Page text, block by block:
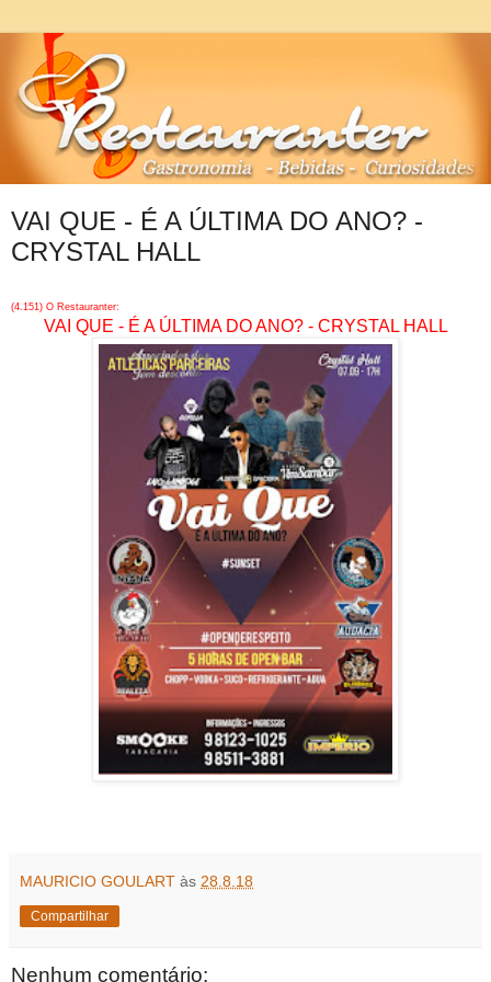
VAI QUE - É A ÚLTIMA DO ANO? -
CRYSTAL HALL
(4.151) O Restauranter:
VAI QUE - É A ÚLTIMA DO ANO? - CRYSTAL HALL
MAURICIO GOULART às 28.8.18
Compartilhar
Nenhum comentário: